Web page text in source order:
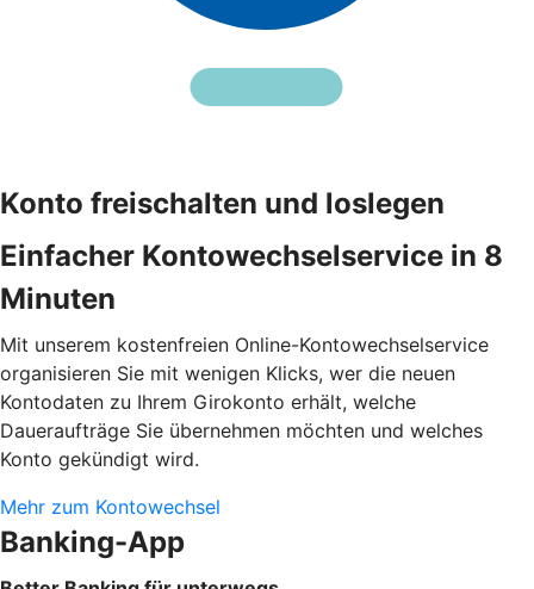
Konto freischalten und loslegen
Einfacher Kontowechselservice in 8
Minuten
Mit unserem kostenfreien Online-Kontowechselservice
organisieren Sie mit wenigen Klicks, wer die neuen
Kontodaten zu Ihrem Girokonto erhält, welche
Daueraufträge Sie übernehmen möchten und welches
Konto gekündigt wird.
Mehr zum Kontowechsel
Banking-App